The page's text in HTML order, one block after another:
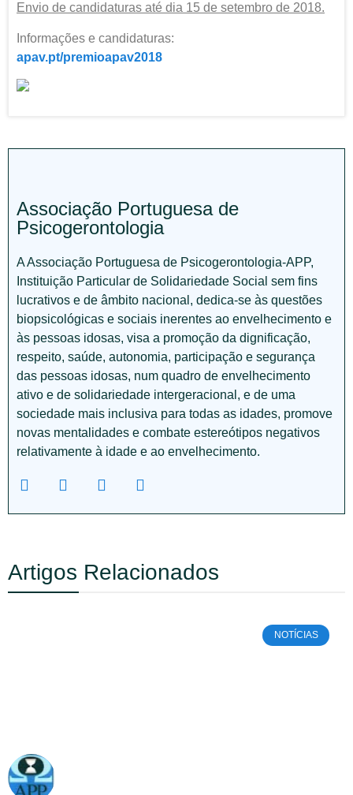
Envio de candidaturas até dia 15 de setembro de 2018.
Informações e candidaturas:
apav.pt/premioapav2018
Associação Portuguesa de
Psicogerontologia
A Associação Portuguesa de Psicogerontologia-APP,
Instituição Particular de Solidariedade Social sem fins
lucrativos e de âmbito nacional, dedica-se às questões
biopsicológicas e sociais inerentes ao envelhecimento e
às pessoas idosas, visa a promoção da dignificação,
respeito, saúde, autonomia, participação e segurança
das pessoas idosas, num quadro de envelhecimento
ativo e de solidariedade intergeracional, e de uma
sociedade mais inclusiva para todas as idades, promove
novas mentalidades e combate estereótipos negativos
relativamente à idade e ao envelhecimento.
Artigos Relacionados
NOTÍCIAS